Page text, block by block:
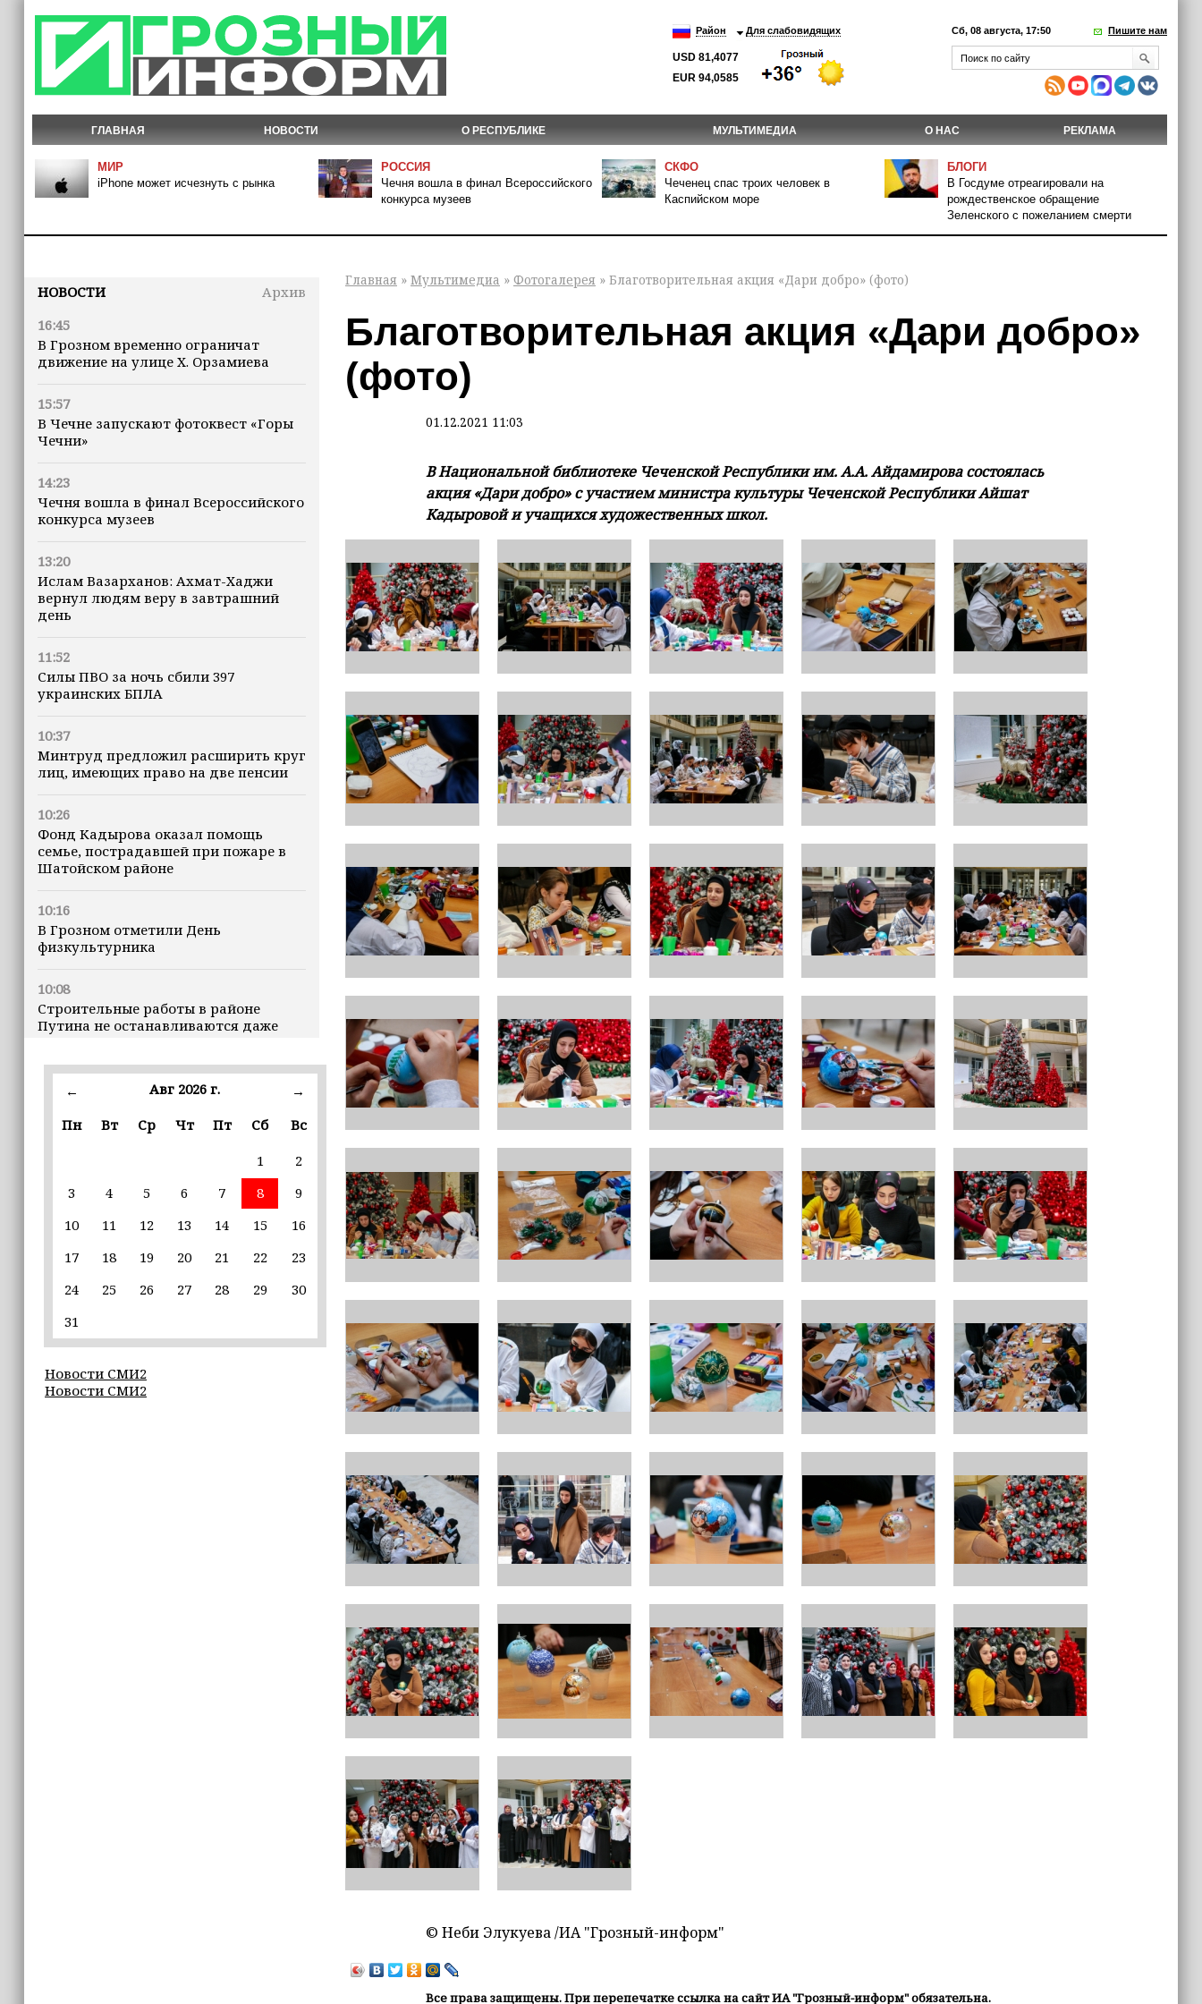
Район Для слабовидящих
USD 81,4077
EUR 94,0585
Сб, 08 августа, 17:50 Пишите нам
ГЛАВНАЯ НОВОСТИ О РЕСПУБЛИКЕ МУЛЬТИМЕДИА О НАС РЕКЛАМА
МИР
iPhone может исчезнуть с рынка
РОССИЯ
Чечня вошла в финал Всероссийского
конкурса музеев
СКФО
Чеченец спас троих человек в
Каспийском море
БЛОГИ
В Госдуме отреагировали на
рождественское обращение
Зеленского с пожеланием смерти
НОВОСТИ
Архив
16:45
В Грозном временно ограничат
движение на улице Х. Орзамиева
15:57
В Чечне запускают фотоквест «Горы
Чечни»
14:23
Чечня вошла в финал Всероссийского
конкурса музеев
13:20
Ислам Вазарханов: Ахмат-Хаджи
вернул людям веру в завтрашний
день
11:52
Силы ПВО за ночь сбили 397
украинских БПЛА
10:37
Минтруд предложил расширить круг
лиц, имеющих право на две пенсии
10:26
Фонд Кадырова оказал помощь
семье, пострадавшей при пожаре в
Шатойском районе
10:16
В Грозном отметили День
физкультурника
10:08
Строительные работы в районе
Путина не останавливаются даже
марта
В пяти школах столицы обновляют
инфраструктуру по госпрограмме
Силы ПВО сбили 75 БПЛА над
сутки
20:09
19:37
← Авг 2026 г.
→
Пн
Вт Ср Чт Пт Сб
Вс
1
2
3
4 5 6 7 8
9
10
11 12 13 14 15
16
17
18 19 20 21 22
23
24
25 26 27 28 29
30
31
Новости СМИ2
Новости СМИ2
Главная » Мультимедиа » Фотогалерея » Благотворительная акция «Дари добро» (фото)
Благотворительная акция «Дари добро»
(фото)
01.12.2021 11:03
В Национальной библиотеке Чеченской Республики им. А.А. Айдамирова состоялась
акция «Дари добро» с участием министра культуры Чеченской Республики Айшат
Кадыровой и учащихся художественных школ.
© Неби Элукуева /ИА "Грозный-информ"
Все права защищены. При перепечатке ссылка на сайт ИА "Грозный-информ" обязательна.